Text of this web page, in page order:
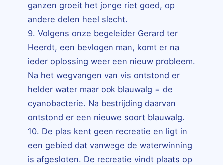
ganzen groeit het jonge riet goed, op
andere delen heel slecht.
9. Volgens onze begeleider Gerard ter
Heerdt, een bevlogen man, komt er na
ieder oplossing weer een nieuw probleem.
Na het wegvangen van vis ontstond er
helder water maar ook blauwalg = de
cyanobacterie. Na bestrijding daarvan
ontstond er een nieuwe soort blauwalg.
10. De plas kent geen recreatie en ligt in
een gebied dat vanwege de waterwinning
is afgesloten. De recreatie vindt plaats op